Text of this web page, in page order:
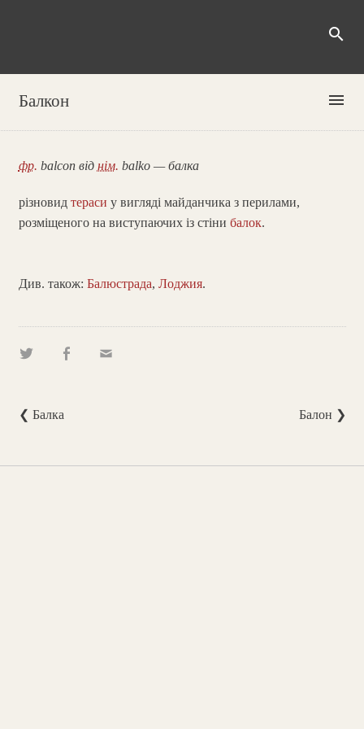
search
Балкон menu
фр. balcon від нім. balko — балка
різновид тераси у вигляді майданчика з перилами,
розміщеного на виступаючих із стіни балок.
Див. також: Балюстрада, Лоджия.
❮ Балка Балон ❯